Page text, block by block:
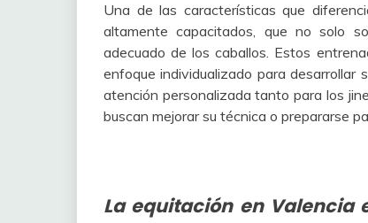
Una de las características que
altamente capacitados, que no solo
adecuado de los caballos. Estos
enfoque individualizado para desarrollar
atención personalizada tanto para los
buscan mejorar su técnica o prepararse
La equitación en Valencia